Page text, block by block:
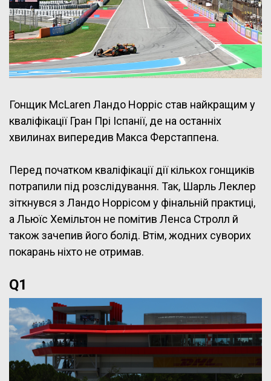
Гонщик McLaren Ландо Норріс став найкращим у
кваліфікації Гран Прі Іспанії, де на останніх
хвилинах випередив Макса Ферстаппена.
Перед початком кваліфікації дії кількох гонщиків
потрапили під розслідування. Так, Шарль Леклер
зіткнувся з Ландо Норрісом у фінальній практиці,
а Льюїс Хемільтон не помітив Ленса Стролл й
також зачепив його болід. Втім, жодних суворих
покарань ніхто не отримав.
Q1